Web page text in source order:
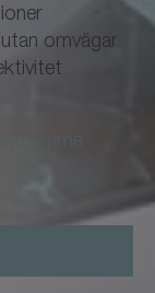
omvägar
timme